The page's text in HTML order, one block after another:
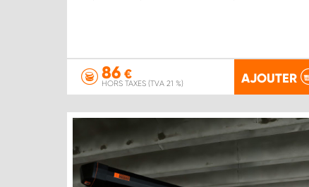
86 €
HORS TAXES (TVA 21 %) AJOUTER